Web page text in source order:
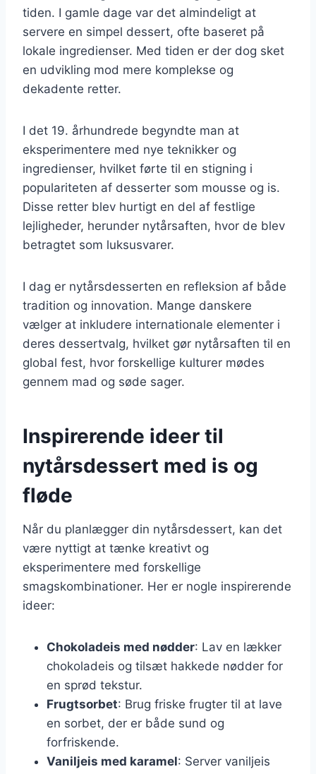
tiden. I gamle dage var det almindeligt at
servere en simpel dessert, ofte baseret på
lokale ingredienser. Med tiden er der dog sket
en udvikling mod mere komplekse og
dekadente retter.
I det 19. århundrede begyndte man at
eksperimentere med nye teknikker og
ingredienser, hvilket førte til en stigning i
populariteten af desserter som mousse og is.
Disse retter blev hurtigt en del af festlige
lejligheder, herunder nytårsaften, hvor de blev
betragtet som luksusvarer.
I dag er nytårsdesserten en refleksion af både
tradition og innovation. Mange danskere
vælger at inkludere internationale elementer i
deres dessertvalg, hvilket gør nytårsaften til en
global fest, hvor forskellige kulturer mødes
gennem mad og søde sager.
Inspirerende ideer til
nytårsdessert med is og
fløde
Når du planlægger din nytårsdessert, kan det
være nyttigt at tænke kreativt og
eksperimentere med forskellige
smagskombinationer. Her er nogle inspirerende
ideer:
Chokoladeis med nødder: Lav en lækker
chokoladeis og tilsæt hakkede nødder for
en sprød tekstur.
Frugtsorbet: Brug friske frugter til at lave
en sorbet, der er både sund og
forfriskende.
Vaniljeis med karamel: Server vaniljeis